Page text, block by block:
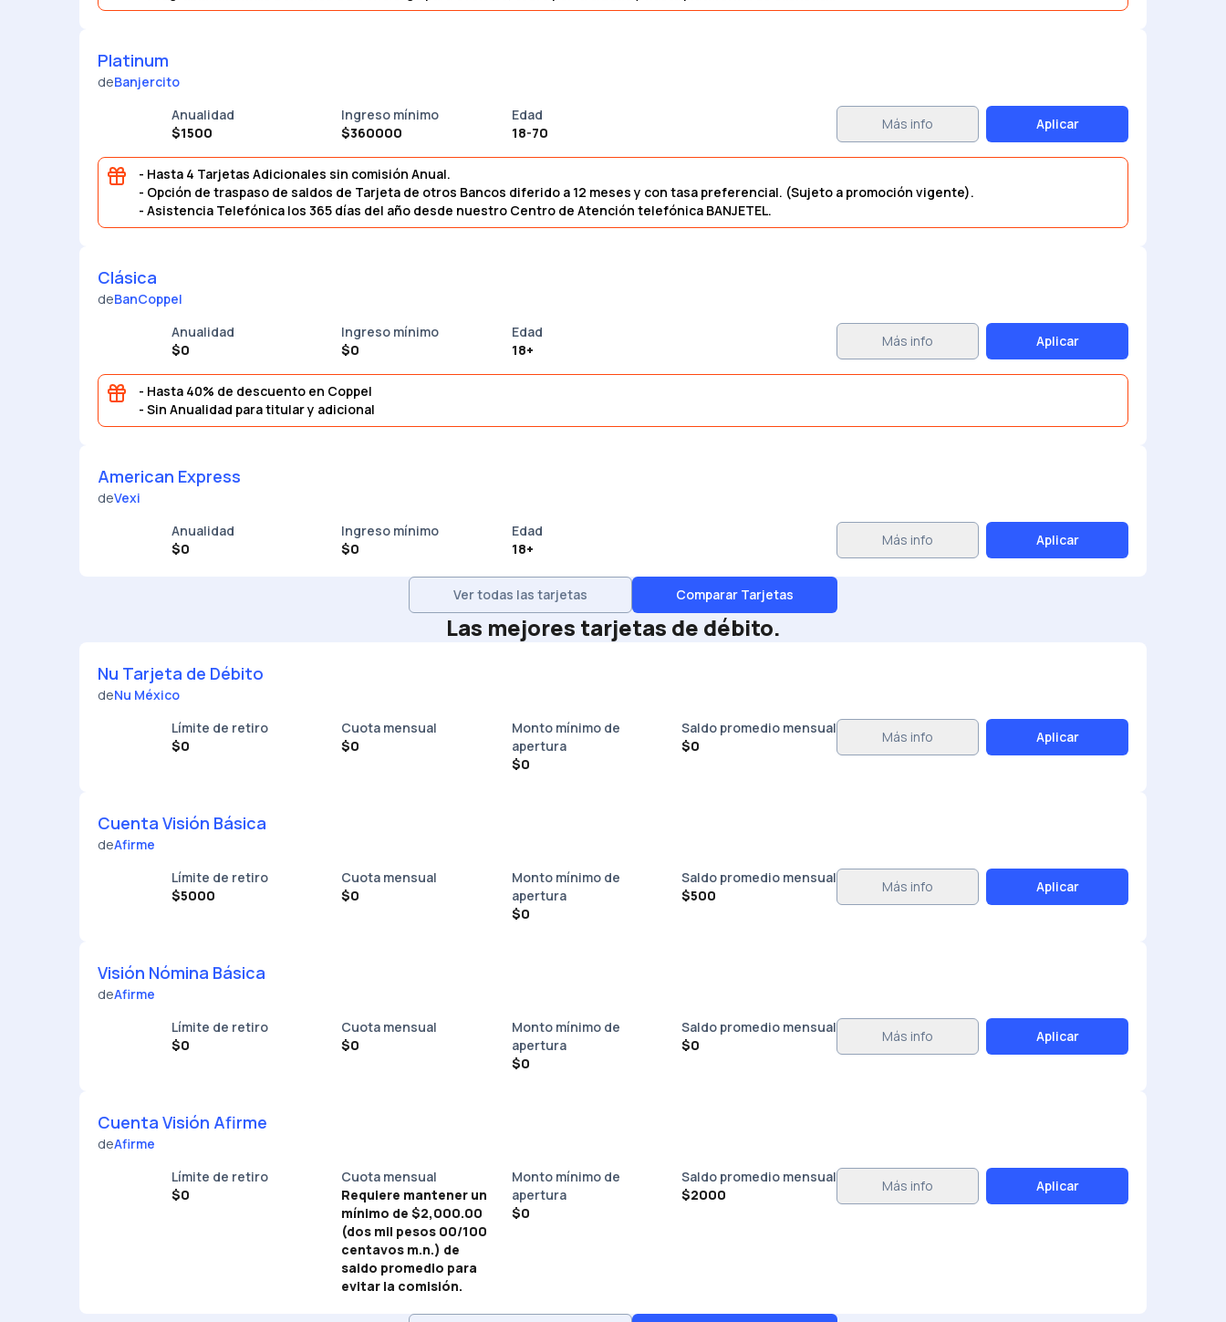
Platinum
deBanjercito
Anualidad
$1500
Ingreso mínimo
$360000
Edad
18-70
Más info Aplicar
- Hasta 4 Tarjetas Adicionales sin comisión Anual.
- Opción de traspaso de saldos de Tarjeta de otros Bancos diferido a 12 meses y con tasa preferencial. (Sujeto a promoción vigente).
- Asistencia Telefónica los 365 días del año desde nuestro Centro de Atención telefónica BANJETEL.
Clásica
deBanCoppel
Anualidad
$0
Ingreso mínimo
$0
Edad
18+
Más info Aplicar
- Hasta 40% de descuento en Coppel
- Sin Anualidad para titular y adicional
American Express
deVexi
Anualidad
$0
Ingreso mínimo
$0
Edad
18+
Más info Aplicar
Ver todas las tarjetas Comparar Tarjetas
Las mejores tarjetas de débito.
Nu Tarjeta de Débito
deNu México
Límite de retiro
$0
Cuota mensual
$0
Monto mínimo de
apertura
$0
Saldo promedio mensual
$0
Más info Aplicar
Cuenta Visión Básica
deAfirme
Límite de retiro
$5000
Cuota mensual
$0
Monto mínimo de
apertura
$0
Saldo promedio mensual
$500
Más info Aplicar
Visión Nómina Básica
deAfirme
Límite de retiro
$0
Cuota mensual
$0
Monto mínimo de
apertura
$0
Saldo promedio mensual
$0
Más info Aplicar
Cuenta Visión Afirme
deAfirme
Límite de retiro
$0
Cuota mensual
Requiere mantener un
mínimo de $2,000.00
(dos mil pesos 00/100
centavos m.n.) de
saldo promedio para
evitar la comisión.
Monto mínimo de
apertura
$0
Saldo promedio mensual
$2000
Más info Aplicar